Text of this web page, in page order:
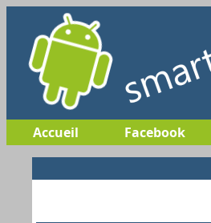
Accueil Facebook